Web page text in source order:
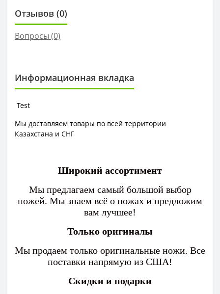
Отзывов (0)
Вопросы (0)
Информационная вкладка
Test
Мы доставляем товары по всей территории
Казахстана и СНГ
Широкий ассортимент
Мы предлагаем самый большой выбор
ножей. Мы знаем всё о ножах и предложим
вам лучшее!
Только оригиналы
Мы продаем только оригинальные ножи. Все
поставки напрямую из США!
Скидки и подарки